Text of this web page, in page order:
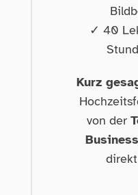
✓ 40
Kurz
von der